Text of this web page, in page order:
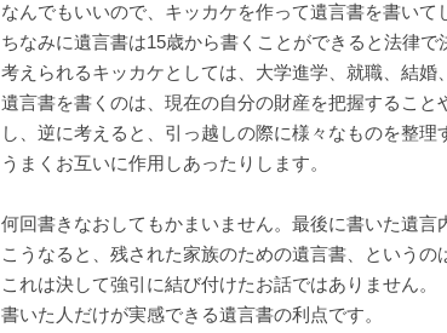
なんでもいいので、キッカケを作って遺言書を書いて
ちなみに遺言書は15歳から書くことができると法律で
考えられるキッカケとしては、大学進学、就職、結婚
遺言書を書くのは、現在の自分の財産を把握するこ
し、逆に考えると、引っ越しの際に様々なものを整
うまくお互いに作用しあったりします。
何回書きなおしてもかまいません。最後に書いた遺言
こうなると、残された家族のための遺言書、というの
これは決して強引に結び付けたお話ではありません。
書いた人だけが実感できる遺言書の利点です。